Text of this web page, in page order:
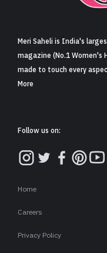
Meri Saheli is India's
magazine (No.1 Women's
made to touch every
More
Follow us on:
Home
Careers
Privacy Policy